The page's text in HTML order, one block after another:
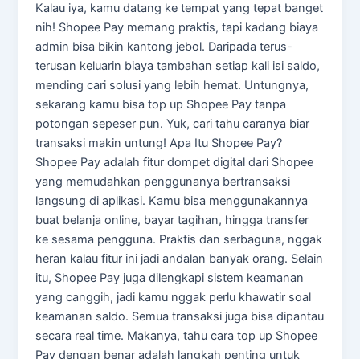
Kalau iya, kamu datang ke tempat yang tepat banget
nih! Shopee Pay memang praktis, tapi kadang biaya
admin bisa bikin kantong jebol. Daripada terus-
terusan keluarin biaya tambahan setiap kali isi saldo,
mending cari solusi yang lebih hemat. Untungnya,
sekarang kamu bisa top up Shopee Pay tanpa
potongan sepeser pun. Yuk, cari tahu caranya biar
transaksi makin untung! Apa Itu Shopee Pay?
Shopee Pay adalah fitur dompet digital dari Shopee
yang memudahkan penggunanya bertransaksi
langsung di aplikasi. Kamu bisa menggunakannya
buat belanja online, bayar tagihan, hingga transfer
ke sesama pengguna. Praktis dan serbaguna, nggak
heran kalau fitur ini jadi andalan banyak orang. Selain
itu, Shopee Pay juga dilengkapi sistem keamanan
yang canggih, jadi kamu nggak perlu khawatir soal
keamanan saldo. Semua transaksi juga bisa dipantau
secara real time. Makanya, tahu cara top up Shopee
Pay dengan benar adalah langkah penting untuk